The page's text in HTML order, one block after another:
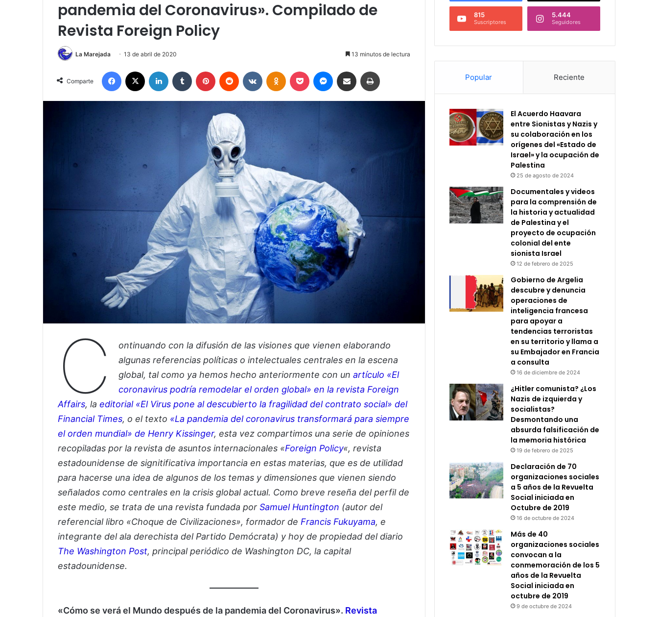
pandemia del Coronavirus». Compilado de
Revista Foreign Policy
La Marejada 13 de abril de 2020 13 minutos de lectura
Comparte
Facebook LinkedIn Tumblr Pinterest Reddit VKontakteOdnoklassniki
Pocket Messenger
Compartir vía Email
C
ontinuando con la difusión de las visiones que vienen elaborando
algunas referencias políticas o intelectuales centrales en la escena
global, tal como ya hemos hecho anteriormente con unartículo «El
coronavirus podría remodelar el orden global» en la revista Foreign
Affairs, la editorial «El Virus pone al descubierto la fragilidad del contrato social» del
Financial Times, o el texto «La pandemia del coronavirus transformará para siempre
el orden mundial» de Henry Kissinger, esta vez compartimos una serie de opiniones
recopiladas por la revista de asuntos internacionales «Foreign Policy«, revista
estadounidense de signitificativa importancia en estas materias, que es de utilidad
para hacerse una idea de algunos de los temas y dimensiones que vienen siendo
señalados como centrales en la crisis global actual. Como breve reseña del perfil de
este medio, se trata de una revista fundada por Samuel Huntington (autor del
referencial libro «Choque de Civilizaciones», formador de Francis Fukuyama, e
integrante del ala derechista del Partido Demócrata) y hoy de propiedad del diario
The Washington Post, principal periódico de Washington DC, la capital
estadounidense.
«Cómo se verá el Mundo después de la pandemia del Coronavirus». Revista
815
Suscriptores
5.444
Seguidores
Popular Reciente
El Acuerdo Haavara
entre Sionistas y Nazis y
su colaboración en los
orígenes del «Estado de
Israel» y la ocupación de
Palestina
25 de agosto de 2024
Documentales y videos
para la comprensión de
la historia y actualidad
de Palestina y el
proyecto de ocupación
colonial del ente
sionista Israel
12 de febrero de 2025
Gobierno de Argelia
descubre y denuncia
operaciones de
inteligencia francesa
para apoyar a
tendencias terroristas
en su territorio y llama a
su Embajador en Francia
a consulta
16 de diciembre de 2024
¿Hitler comunista? ¿Los
Nazis de izquierda y
socialistas?
Desmontando una
absurda falsificación de
la memoria histórica
19 de febrero de 2025
Declaración de 70
organizaciones sociales
a 5 años de la Revuelta
Social iniciada en
Octubre de 2019
16 de octubre de 2024
Más de 40
organizaciones sociales
convocan a la
conmemoración de los 5
años de la Revuelta
Social iniciada en
octubre de 2019
9 de octubre de 2024